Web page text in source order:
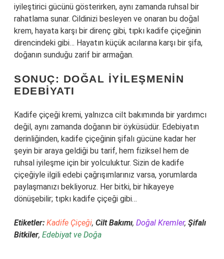
iyileştirici gücünü gösterirken, aynı zamanda ruhsal bir
rahatlama sunar. Cildinizi besleyen ve onaran bu doğal
krem, hayata karşı bir direnç gibi, tıpkı kadife çiçeğinin
direncindeki gibi… Hayatın küçük acılarına karşı bir şifa,
doğanın sunduğu zarif bir armağan.
SONUÇ: DOĞAL İYILEŞMENIN
EDEBIYATI
Kadife çiçeği kremi, yalnızca cilt bakımında bir yardımcı
değil, aynı zamanda doğanın bir öyküsüdür. Edebiyatın
derinliğinden, kadife çiçeğinin şifalı gücüne kadar her
şeyin bir araya geldiği bu tarif, hem fiziksel hem de
ruhsal iyileşme için bir yolculuktur. Sizin de kadife
çiçeğiyle ilgili edebi çağrışımlarınız varsa, yorumlarda
paylaşmanızı bekliyoruz. Her bitki, bir hikayeye
dönüşebilir; tıpkı kadife çiçeği gibi…
Etiketler: Kadife Çiçeği, Cilt Bakımı, Doğal Kremler, Şifalı
Bitkiler, Edebiyat ve Doğa